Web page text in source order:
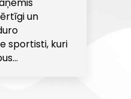
un
sportisti, kuri